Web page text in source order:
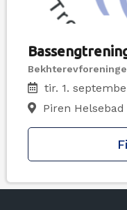
tir. 1.
Piren Helsebad